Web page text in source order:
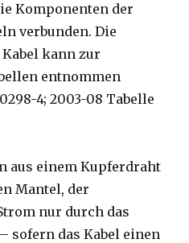
Komponenten der
verbunden. Die
kann zur
entnommen
4; 2003-08 Tabelle
aus einem Kupferdraht
Mantel, der
nur durch das
sofern das Kabel einen